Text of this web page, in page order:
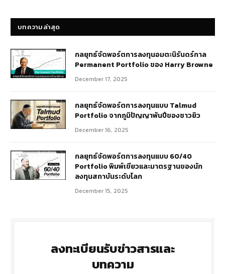
บทความล่าสุด
กลยุทธ์​จัดพอร์ตการลงทุนอมตะนิรันดร์กาล
Permanent Portfolio ของ Harry Browne
December 17, 2025
กลยุทธ์จัดพอร์ตการลงทุนแบบ Talmud
Portfolio จากภูมิปัญญาพันปีของชาวยิว
December 16, 2025
กลยุทธ์จัดพอร์ตการลงทุนแบบ 60/40
Portfolio พิมพ์เขียวและมาตรฐานของนัก
ลงทุนสถาบันระดับโลก
December 15, 2025
ลงทะเบียนรับข่าวสารและ
บทความ